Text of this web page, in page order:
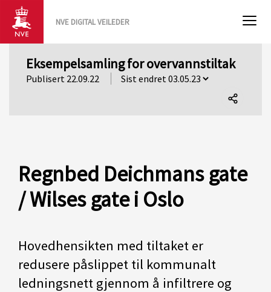
NVE DIGITAL VEILEDER
Eksempelsamling for overvannstiltak
Publisert 22.09.22
Regnbed Deichmans gate
/ Wilses gate i Oslo
Hovedhensikten med tiltaket er
redusere påslippet til kommunalt
ledningsnett gjennom å infiltrere og